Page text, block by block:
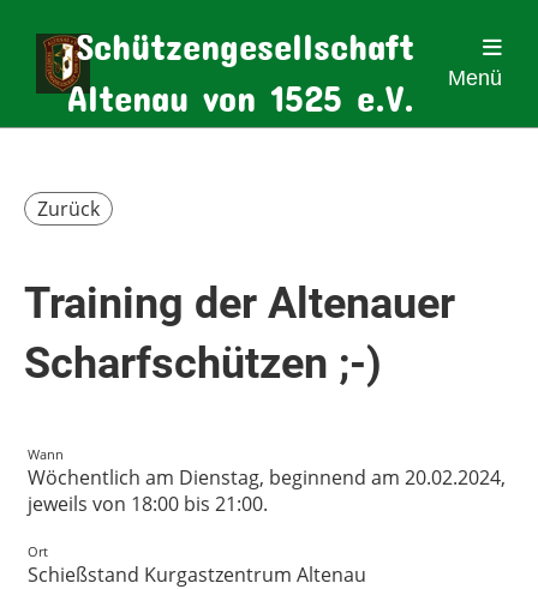
Schützengesellschaft
Altenau von 1525 e.V.
Menü
Zurück
Training der Altenauer
Scharfschützen ;-)
Wann
Wöchentlich am Dienstag, beginnend am 20.02.2024,
jeweils von 18:00 bis 21:00.
Ort
Schießstand Kurgastzentrum Altenau